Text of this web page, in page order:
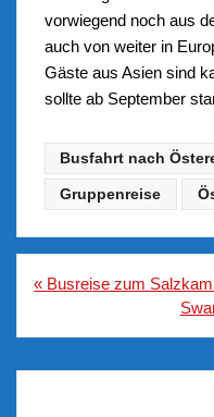
vorwiegend noch aus
auch von weiter in
Gäste aus Asien sind
sollte ab September
Busfahrt nach
Gruppenreise
Beitragsnavigation
« Busreise zum